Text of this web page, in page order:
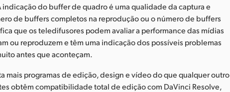
do buffer de quadro é uma qualidade da captura e
de buffers completos na reprodução ou o número de buffers
que os teledifusores podem avaliar a performance das mídias
ou reproduzem e têm uma indicação dos possíveis problemas
antes que aconteçam.
mais programas de edição, design e vídeo do que qualquer outro
obtêm compatibilidade total de edição com DaVinci Resolve,